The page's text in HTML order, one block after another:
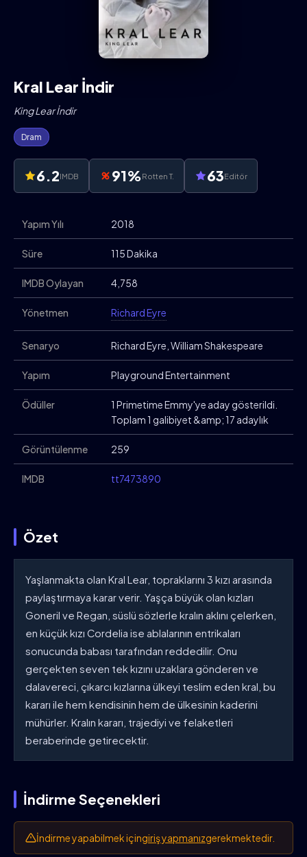
Kral Lear İndir
King Lear İndir
Dram
6.2IMDB 91%Rotten T. 63Editör
Yapım Yılı 2018
Süre 115 Dakika
IMDB Oylayan 4,758
Yönetmen Richard Eyre
Senaryo Richard Eyre, William Shakespeare
Yapım Playground Entertainment
Ödüller
1 Primetime Emmy'ye aday gösterildi.
Toplam 1 galibiyet &amp; 17 adaylık
Görüntülenme 259
IMDB tt7473890
Özet
Yaşlanmakta olan Kral Lear, topraklarını 3 kızı arasında
paylaştırmaya karar verir. Yaşça büyük olan kızları
Goneril ve Regan, süslü sözlerle kralın aklını çelerken,
en küçük kızı Cordelia ise ablalarının entrikaları
sonucunda babası tarafından reddedilir. Onu
gerçekten seven tek kızını uzaklara gönderen ve
dalavereci, çıkarcı kızlarına ülkeyi teslim eden kral, bu
kararı ile hem kendisinin hem de ülkesinin kaderini
mühürler. Kralın kararı, trajediyi ve felaketleri
beraberinde getirecektir.
İndirme Seçenekleri
İndirme yapabilmek içingiriş yapmanızgerekmektedir.